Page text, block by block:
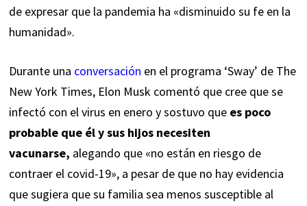
de expresar que la pandemia ha «disminuido su fe en la
humanidad».
Durante una conversación en el programa ‘Sway’ de The
New York Times, Elon Musk comentó que cree que se
infectó con el virus en enero y sostuvo que es poco
probable que él y sus hijos necesiten
vacunarse, alegando que «no están en riesgo de
contraer el covid-19», a pesar de que no hay evidencia
que sugiera que su familia sea menos susceptible al